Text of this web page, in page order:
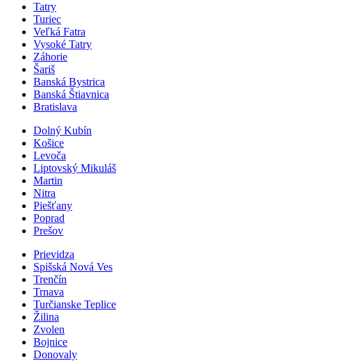
Tatry
Turiec
Veľká Fatra
Vysoké Tatry
Záhorie
Šariš
Banská Bystrica
Banská Štiavnica
Bratislava
Dolný Kubín
Košice
Levoča
Liptovský Mikuláš
Martin
Nitra
Piešťany
Poprad
Prešov
Prievidza
Spišská Nová Ves
Trenčín
Trnava
Turčianske Teplice
Žilina
Zvolen
Bojnice
Donovaly